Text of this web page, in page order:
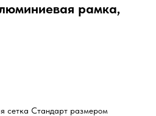
рамка,
сетка Стандарт размером